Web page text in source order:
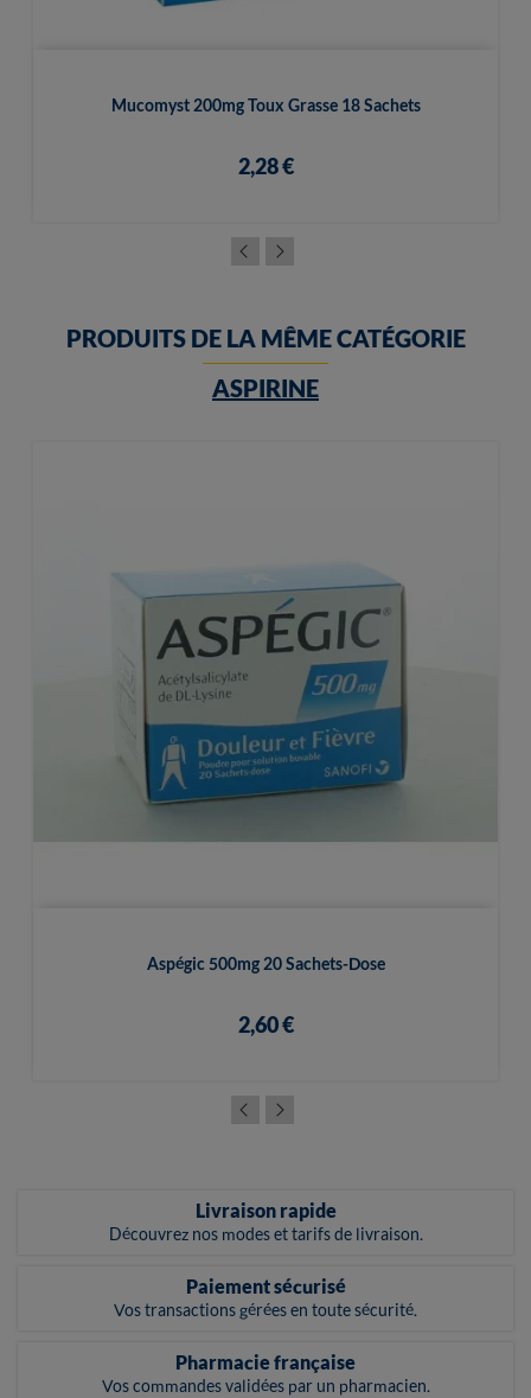
Mucomyst 200mg Toux Grasse 18 Sachets
2,28 €
PRODUITS DE LA MÊME CATÉGORIE
ASPIRINE
Aspégic 500mg 20 Sachets-Dose
2,60 €
Livraison rapide
Découvrez nos modes et tarifs de livraison.
Paiement sécurisé
Vos transactions gérées en toute sécurité.
Pharmacie française
Vos commandes validées par un pharmacien.